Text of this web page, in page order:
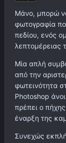
Μάνο, μπορώ
φωτογραφία
πεδίου, ενός
λεπτομέρειας
Μία απλή
από την
φωτεινότητα
Photoshop
πρέπει ο
έναρξη της
Συνεχώς